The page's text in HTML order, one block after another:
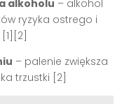
alkoholu – alkohol
ryzyka ostrego i
– palenie zwiększa
trzustki [2]